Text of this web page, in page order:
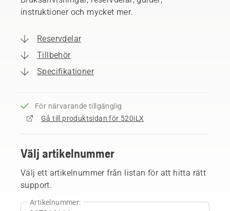
instruktioner och mycket mer.
Reservdelar
Tillbehör
Specifikationer
För närvarande tillgänglig
Gå till produktsidan för 520iLX
Välj artikelnummer
Välj ett artikelnummer från listan för att hitta rätt
support.
Artikelnummer: